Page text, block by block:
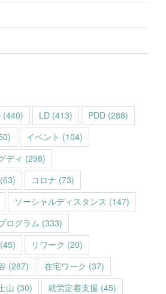
(440) LD (413) PDD (288)
イベント (104)
ディ (298)
(63) コロナ (73)
ソーシャルディスタンス (147)
ログラム (333)
(45) リワーク (20)
(287) 在宅ワーク (37)
山 (30) 就労定着支援 (45)